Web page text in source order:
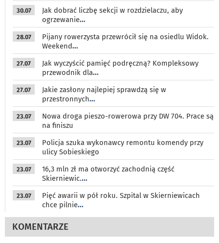
30.07
Jak dobrać liczbę sekcji w rozdzielaczu, aby
ogrzewanie...
28.07
Pijany rowerzysta przewrócił się na osiedlu Widok.
Weekend...
27.07
Jak wyczyścić pamięć podręczną? Kompleksowy
przewodnik dla...
27.07
Jakie zasłony najlepiej sprawdzą się w
przestronnych...
23.07
Nowa droga pieszo-rowerowa przy DW 704. Prace są
na finiszu
23.07
Policja szuka wykonawcy remontu komendy przy
ulicy Sobieskiego
23.07
16,3 mln zł ma otworzyć zachodnią część
Skierniewic....
23.07
Pięć awarii w pół roku. Szpital w Skierniewicach
chce pilnie...
KOMENTARZE